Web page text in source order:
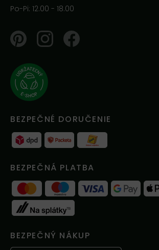
Po-Pi: 12.00 - 18.00
PinterestInstagramFacebook
BEZPEČNÉ DORUČENIE
BEZPEČNÁ PLATBA
BEZPEČNÝ NÁKUP